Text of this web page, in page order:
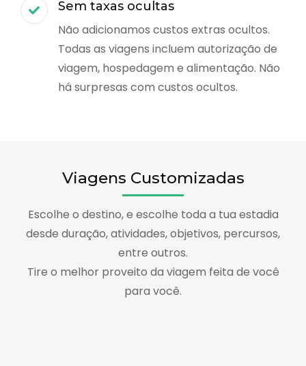
Sem taxas ocultas
Não adicionamos custos extras ocultos.
Todas as viagens incluem autorização de
viagem, hospedagem e alimentação. Não
há surpresas com custos ocultos.
Viagens Customizadas
Escolhe o destino, e escolhe toda a tua estadia
desde duração, atividades, objetivos, percursos,
entre outros.
Tire o melhor proveito da viagem feita de você
para você.